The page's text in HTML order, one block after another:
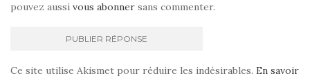
pouvez aussi vous abonner sans commenter.
Ce site utilise Akismet pour réduire les indésirables. En savoir